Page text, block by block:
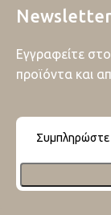
Εγγραφείτε
προϊόντα και